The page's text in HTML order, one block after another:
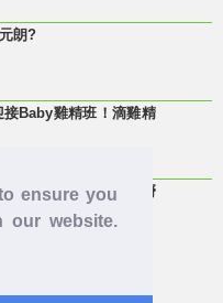
ensure you
our website.
朗?
Baby雞精班！滴雞精
有冇人記得呢兩隻嘢